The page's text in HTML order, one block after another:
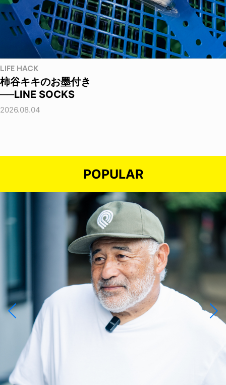
LIFE HACK
柿谷キキのお墨付き
──LINE SOCKS
2026.08.04
POPULAR